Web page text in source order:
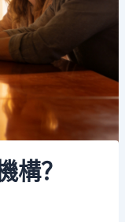
構？